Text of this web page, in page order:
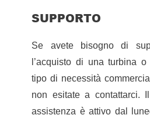
SUPPORTO
Se avete bisogno di
l’acquisto di una turbina
tipo di necessità
non esitate a contattarci.
assistenza è attivo dal